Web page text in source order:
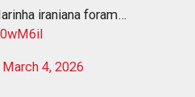
iraniana foram…
March 4, 2026